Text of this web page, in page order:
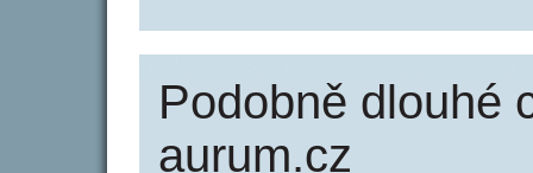
Podobně dlouhé
aurum.cz